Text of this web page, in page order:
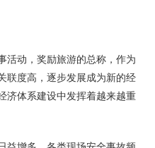
活动，奖励旅游的总称，作为
联度高，逐步发展成为新的经
济体系建设中发挥着越来越重